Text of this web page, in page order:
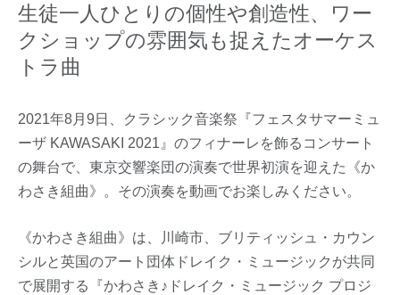
生徒一人ひとりの個性や創造性、ワー
クショップの雰囲気も捉えたオーケス
トラ曲
2021年8月9日、クラシック音楽祭『フェスタサマーミュ
ーザ KAWASAKI 2021』のフィナーレを飾るコンサート
の舞台で、東京交響楽団の演奏で世界初演を迎えた《か
わさき組曲》。その演奏を動画でお楽しみください。
《かわさき組曲》は、川崎市、ブリティッシュ・カウン
シルと英国のアート団体ドレイク・ミュージックが共同
で展開する『かわさき♪ドレイク・ミュージック プロジ